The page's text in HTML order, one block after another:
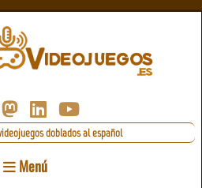
doblados al español
Menú